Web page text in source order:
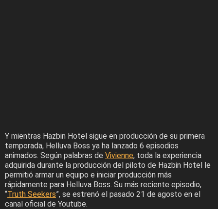
Y mientras Hazbin Hotel sigue en producción de su primera
temporada, Helluva Boss ya ha lanzado 6 episodios
animados. Según palabras de Vivienne, toda la experiencia
adquirida durante la producción del piloto de Hazbin Hotel le
permitió armar un equipo e iniciar producción más
rápidamente para Helluva Boss. Su más reciente episodio,
“Truth Seekers”, se estrenó el pasado 21 de agosto en el
canal oficial de Youtube.